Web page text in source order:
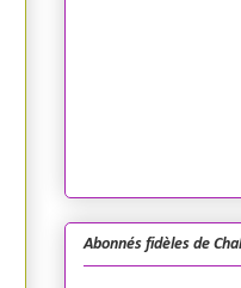
Abonnés fidèles de